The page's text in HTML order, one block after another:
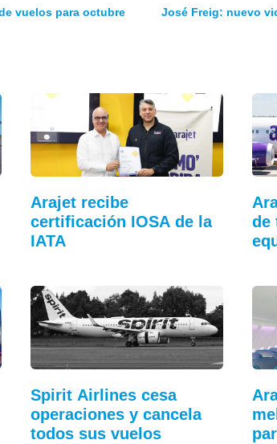
vuelos para octubre
José Freig: nuevo
Arajet recibe
certificación IOSA de la
IATA
de
Spirit Airlines cesa
operaciones y cancela
todos sus vuelos